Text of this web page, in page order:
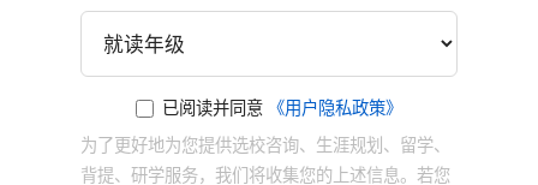
已阅读并同意
《用户隐私政策》
为了更好地为您提供选校咨询、生涯规划、留学、
背提、研学服务，我们将收集您的上述信息。若您